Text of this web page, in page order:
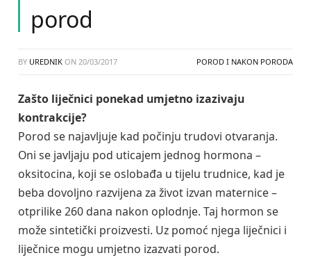
porod
BY UREDNIK ON 20/03/2017 POROD I NAKON PORODA
Zašto liječnici ponekad umjetno izazivaju
kontrakcije?
Porod se najavljuje kad počinju trudovi otvaranja.
Oni se javljaju pod uticajem jednog hormona –
oksitocina, koji se oslobađa u tijelu trudnice, kad je
beba dovoljno razvijena za život izvan maternice –
otprilike 260 dana nakon oplodnje. Taj hormon se
može sintetički proizvesti. Uz pomoć njega liječnici i
liječnice mogu umjetno izazvati porod.